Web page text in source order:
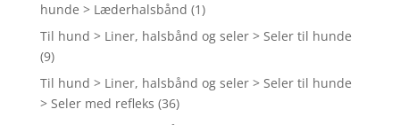
hunde > Læderhalsbånd (1)
Til hund > Liner, halsbånd og seler > Seler til hunde
(9)
Til hund > Liner, halsbånd og seler > Seler til hunde
> Seler med refleks (36)